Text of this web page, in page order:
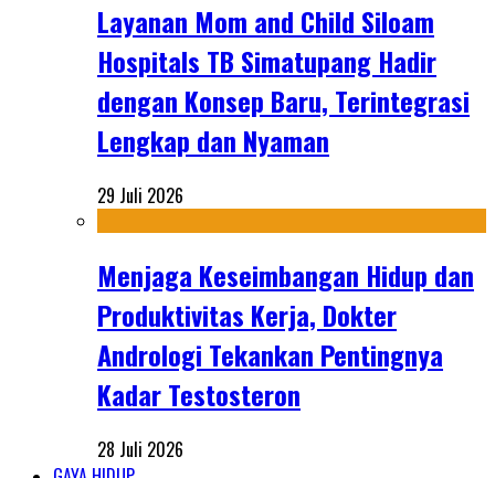
Layanan Mom and Child Siloam
Hospitals TB Simatupang Hadir
dengan Konsep Baru, Terintegrasi
Lengkap dan Nyaman
29 Juli 2026
Menjaga Keseimbangan Hidup dan
Produktivitas Kerja, Dokter
Andrologi Tekankan Pentingnya
Kadar Testosteron
28 Juli 2026